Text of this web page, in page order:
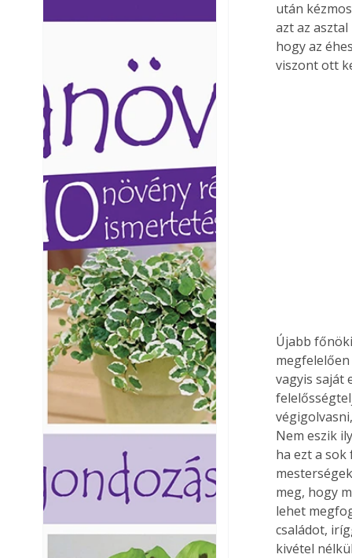
Ezermester
Laptapir kényelmes
mert: – t
után
azt az
hogy az
viszont ott
Újabb
vagyis saját
Nem eszik
ha ezt a
meg, hogy
lehet
családot,
kivétel